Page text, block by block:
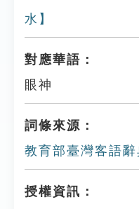
水】
對應華語：
眼神
詞條來源：
教育部臺灣客語
授權資訊：